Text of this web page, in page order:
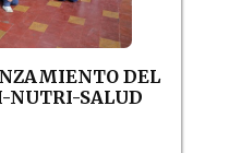
DEL
NUTRI-SALUD